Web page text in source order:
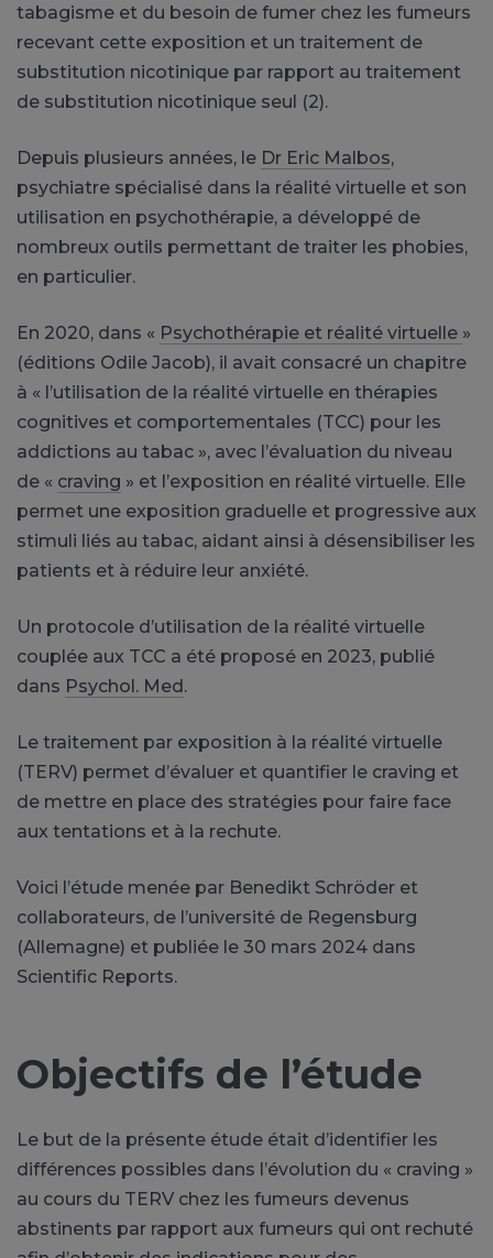
tabagisme et du besoin de fumer chez les fumeurs
recevant cette exposition et un traitement de
substitution nicotinique par rapport au traitement
de substitution nicotinique seul (2).
Depuis plusieurs années, le Dr Eric Malbos,
psychiatre spécialisé dans la réalité virtuelle et son
utilisation en psychothérapie, a développé de
nombreux outils permettant de traiter les phobies,
en particulier.
En 2020, dans « Psychothérapie et réalité virtuelle »
(éditions Odile Jacob), il avait consacré un chapitre
à « l’utilisation de la réalité virtuelle en thérapies
cognitives et comportementales (TCC) pour les
addictions au tabac », avec l’évaluation du niveau
de « craving » et l’exposition en réalité virtuelle. Elle
permet une exposition graduelle et progressive aux
stimuli liés au tabac, aidant ainsi à désensibiliser les
patients et à réduire leur anxiété.
Un protocole d’utilisation de la réalité virtuelle
couplée aux TCC a été proposé en 2023, publié
dans Psychol. Med.
Le traitement par exposition à la réalité virtuelle
(TERV) permet d’évaluer et quantifier le craving et
de mettre en place des stratégies pour faire face
aux tentations et à la rechute.
Voici l’étude menée par Benedikt Schröder et
collaborateurs, de l’université de Regensburg
(Allemagne) et publiée le 30 mars 2024 dans
Scientific Reports.
Objectifs de l’étude
Le but de la présente étude était d’identifier les
différences possibles dans l’évolution du « craving »
au cours du TERV chez les fumeurs devenus
abstinents par rapport aux fumeurs qui ont rechuté